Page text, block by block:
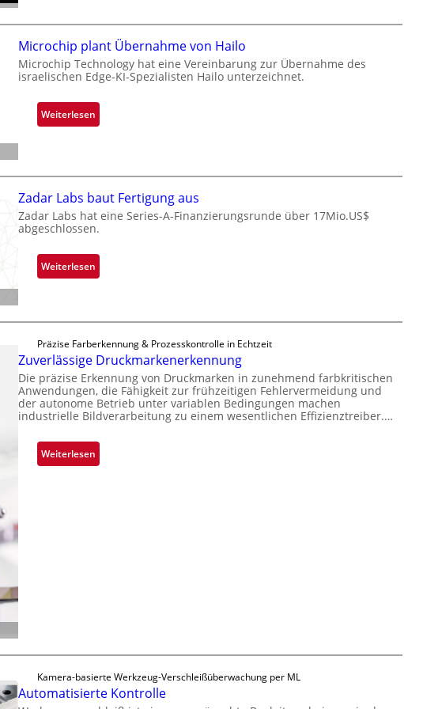
c
k
s
t
e
e
r
n
i
m
t
r
k
V
i
s
i
n
Microchip plant Übernahme von Hailo
Microchip Technology hat eine Vereinbarung zur Übernahme des
israelischen Edge-KI-Spezialisten Hailo unterzeichnet.
Weiterlesen:
M
r
o
c
h
p
p
t
Ü
b
e
r
a
h
Zadar Labs baut Fertigung aus
Zadar Labs hat eine Series-A-Finanzierungsrunde über 17Mio.US$
abgeschlossen.
Weiterlesen:
Z
r
L
a
b
s
u
s
Präzise Farberkennung & Prozesskontrolle in Echtzeit
Zuverlässige Druckmarkenerkennung
Die präzise Erkennung von Druckmarken in zunehmend farbkritischen
Anwendungen, die Fähigkeit zur frühzeitigen Fehlervermeidung und
der autonome Betrieb unter variablen Bedingungen machen
industrielle Bildverarbeitung zu einem wesentlichen Effizienztreiber.…
Weiterlesen:
Z
e
u
Kamera-basierte Werkzeug-Verschleißüberwachung per ML
Automatisierte Kontrolle